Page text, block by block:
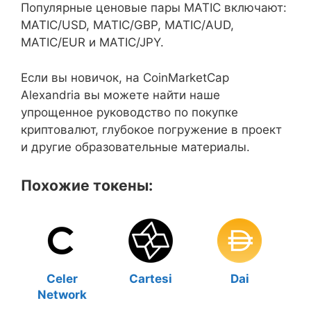
Популярные ценовые пары MATIC включают:
MATIC/USD, MATIC/GBP, MATIC/AUD,
MATIC/EUR и MATIC/JPY.
Если вы новичок, на CoinMarketCap
Alexandria вы можете найти наше
упрощенное руководство по покупке
криптовалют, глубокое погружение в проект
и другие образовательные материалы.
Похожие токены:
Celer
Network
Cartesi Dai